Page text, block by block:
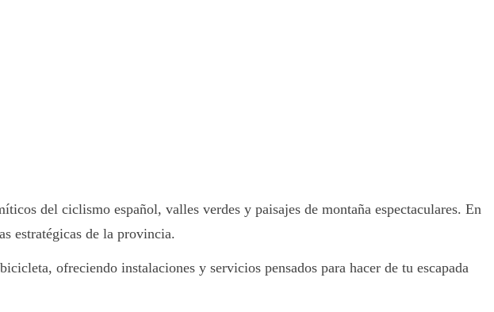
del ciclismo español, valles verdes y paisajes de montaña espectaculares. En
estratégicas de la provincia.
ofreciendo instalaciones y servicios pensados para hacer de tu escapada